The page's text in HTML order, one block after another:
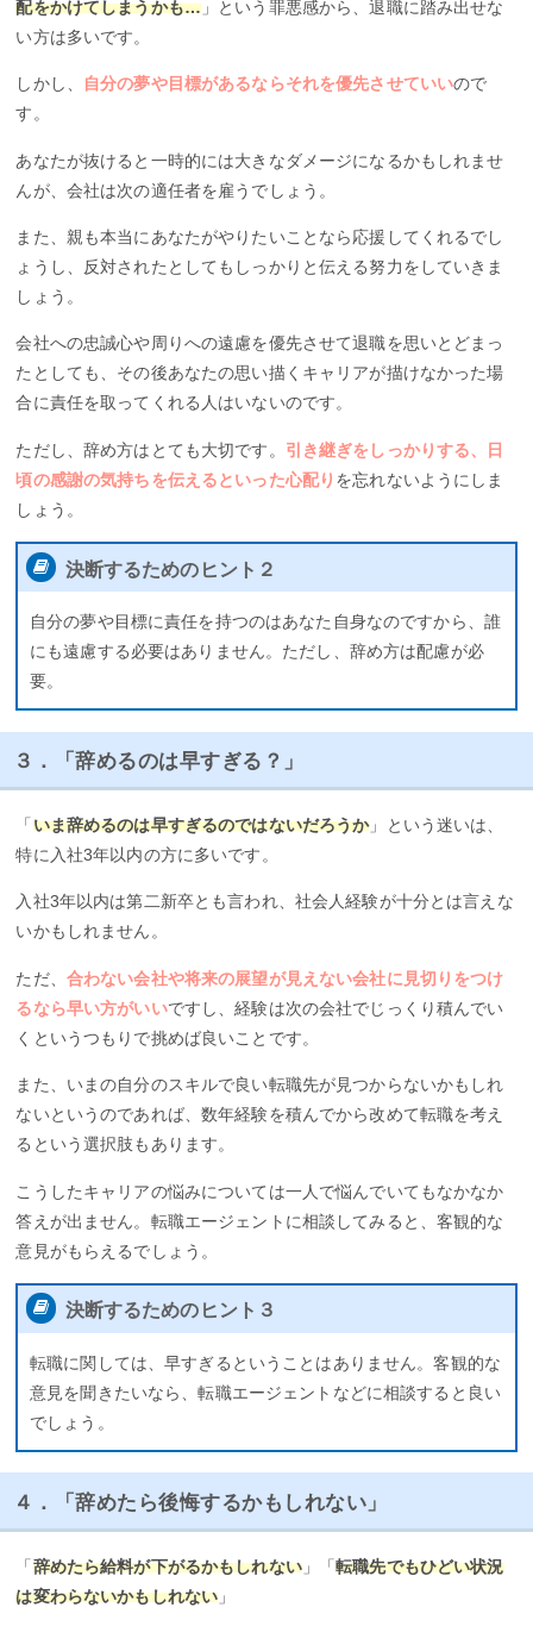
配をかけてしまうかも… 」という罪悪感から、退職に踏み出せな
い方は多いです。
しかし、 自分の夢や目標があるならそれを優先させていいので
す。
あなたが抜けると一時的には大きなダメージになるかもしれませ
んが、会社は次の適任者を雇うでしょう。
また、親も本当にあなたがやりたいことなら応援してくれるでし
ょうし、反対されたとしてもしっかりと伝える努力をしていきま
しょう。
会社への忠誠心や周りへの遠慮を優先させて退職を思いとどまっ
たとしても、その後あなたの思い描くキャリアが描けなかった場
合に責任を取ってくれる人はいないのです。
ただし、辞め方はとても大切です。 引き継ぎをしっかりする、日
頃の感謝の気持ちを伝えるといった心配り を忘れないようにしま
しょう。
決断するためのヒント２
自分の夢や目標に責任を持つのはあなた自身なのですから、誰
にも遠慮する必要はありません。ただし、辞め方は配慮が必
要。
３．「辞めるのは早すぎる？」
「 いま辞めるのは早すぎるのではないだろうか」という迷いは、
特に入社3年以内の方に多いです。
入社3年以内は第二新卒とも言われ、社会人経験が十分とは言えな
いかもしれません。
ただ、 合わない会社や将来の展望が見えない会社に見切りをつけ
るなら早い方がいいですし、経験は次の会社でじっくり積んでい
くというつもりで挑めば良いことです。
また、いまの自分のスキルで良い転職先が見つからないかもしれ
ないというのであれば、数年経験を積んでから改めて転職を考え
るという選択肢もあります。
こうしたキャリアの悩みについては一人で悩んでいてもなかなか
答えが出ません。転職エージェントに相談してみると、客観的な
意見がもらえるでしょう。
決断するためのヒント３
転職に関しては、早すぎるということはありません。客観的な
意見を聞きたいなら、転職エージェントなどに相談すると良い
でしょう。
４．「辞めたら後悔するかもしれない」
「 辞めたら給料が下がるかもしれない」「転職先でもひどい状況
は変わらないかもしれない 」